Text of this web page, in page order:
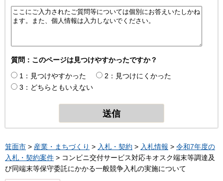
質問：このページは見つけやすかったですか？
1：見つけやすかった
2：見つけにくかった
3：どちらともいえない
箕面市 > 産業・まちづくり > 入札・契約 > 入札情報 > 令和7年度の
入札・契約案件 > コンビニ交付サービス対応キオスク端末等調達及
び同端末等保守委託にかかる一般競争入札の実施について